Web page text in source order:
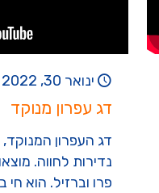
ינואר 30, 2022
דג עפרון מנוקד
דג העפרון המנוקד,
נדירות לחווה.
פרו וברזיל. הוא חי